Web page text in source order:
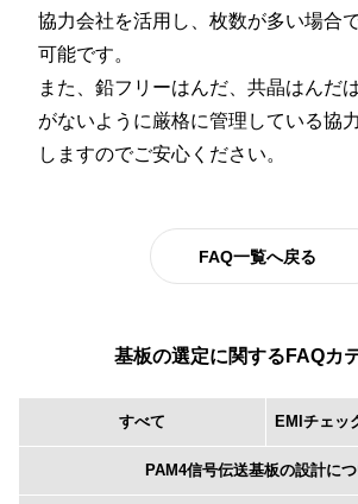
協力会社を活用し、枚数が多い場合
可能です。
また、鉛フリーはんだ、共晶はんだ
がないように厳格に管理している協
しますのでご安心ください。
FAQ一覧へ戻る
基板の選定に関するFAQカ
すべて EMIチェッ
PAM4信号伝送基板の設計に